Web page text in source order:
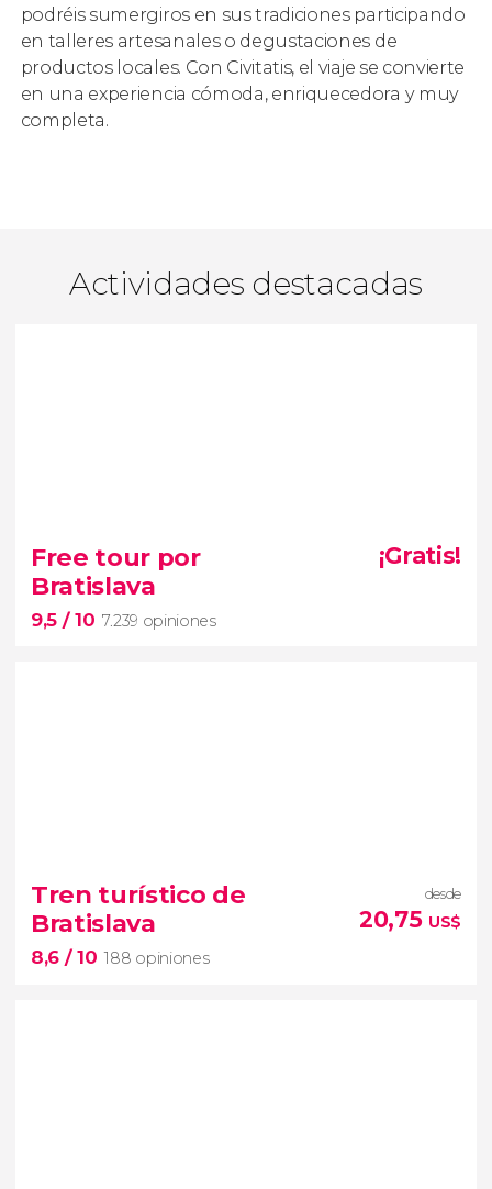
podréis sumergiros en sus tradiciones participando
en talleres artesanales o degustaciones de
productos locales. Con Civitatis, el viaje se convierte
en una experiencia cómoda, enriquecedora y muy
completa.
Actividades destacadas
Free tour por
Bratislava
9,5 / 10 7.239 opiniones
¡Gratis!
free tour por Bratislava
eslovaca
monumentos, iglesias y
plazas más importantes
Tren turístico de
Bratislava
8,6 / 10 188 opiniones
desde
20,75 US$